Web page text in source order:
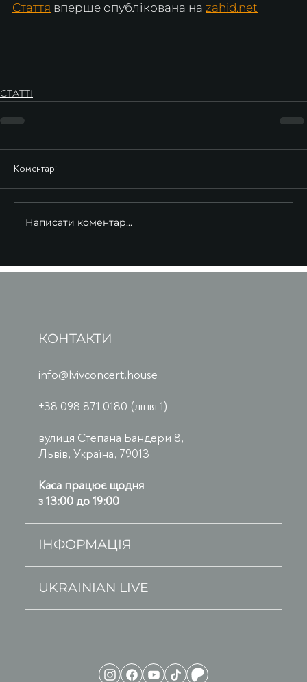
Стаття вперше опублікована на zahid.net
СТАТТІ
Коментарі
Написати коментар...
КОНТАКТИ
info@lvivconcert.house
+38 098 871 0180 (лінія 1)
вулиця Степана Бандери 8,
Львів, Україна, 79013
Каса працює щодня
з 13:00 до 19:00
ІНФОРМАЦІЯ
UKRAINIAN LIVE